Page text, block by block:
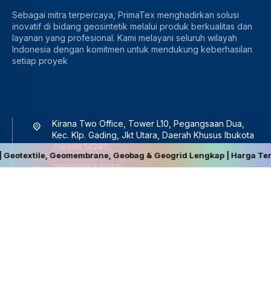
Sebagai mitra terpercaya, PrimaTex menghadirkan solusi
inovatif di bidang geosintetik melalui produk berkualitas dan
layanan yang profesional. Kami melayani seluruh wilayah
Indonesia dengan komitmen untuk mendukung keberhasilan
setiap proyek
Kirana Two Office, Tower L10, Pegangsaan Dua,
Kec. Klp. Gading, Jkt Utara, Daerah Khusus Ibukota
Jakarta 14240
081283844959
Geobag & Geogrid Lengkap | Harga Terbaik,